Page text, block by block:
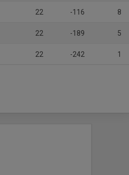
22 -116 8
22 -189 5
22 -242 1